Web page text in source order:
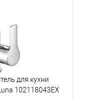
для кухни
102118043EX